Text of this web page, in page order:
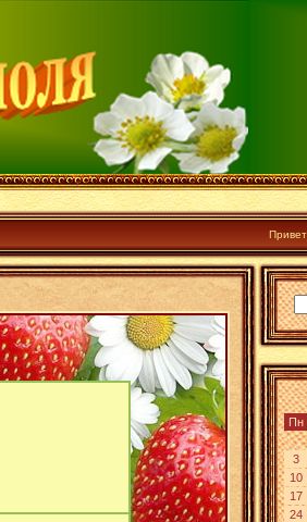
Пн
3
10
17
24